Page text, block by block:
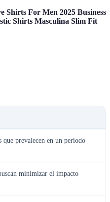
Shirts For Men 2025 Business
Shirts Masculina Slim Fit
que prevalecen en un periodo
minimizar el impacto